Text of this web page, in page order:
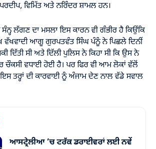
ਵਿਮਿੱਤ ਅਤੇ ਨਰਿੰਦਰ ਸ਼ਾਮਲ ਹਨ।
ਲੱਗਣ ਦਾ ਮਸਲਾ ਇਸ ਕਾਰਨ ਵੀ ਗੰਭੀਰ ਹੈ ਕਿਉਂਕਿ
ਵੱਖਵਾਦੀ ਆਗੂ ਗੁਰਪਤਵੰਤ ਸਿੰਘ ਪੰਨੂੰ ਨੇ ਪਿਛਲੇ ਦਿਨੀਂ
ਦਿੱਤੀ ਸੀ ਅਤੇ ਦਿੱਲੀ ਪੁਲਿਸ ਨੇ ਕਿਹਾ ਸੀ ਕਿ ਉਸ ਨੇ
ਚੌਕਸੀ ਵਧਾਈ ਹੋਈ ਹੈ। ਪਰ ਫਿਰ ਵੀ ਆਮ ਲੋਕਾਂ ਵੱਲੋਂ
ਤਰ੍ਹਾਂ ਦੀ ਕਾਰਵਾਈ ਨੂੰ ਅੰਜਾਮ ਦੇਣ ਨਾਲ ਵੱਡੇ ਸਵਾਲ
ਆਸਟ੍ਰੇਲੀਆ ’ਚ ਟਰੱਕ ਡਰਾਈਵਰਾਂ ਲਈ ਨਵੇਂ